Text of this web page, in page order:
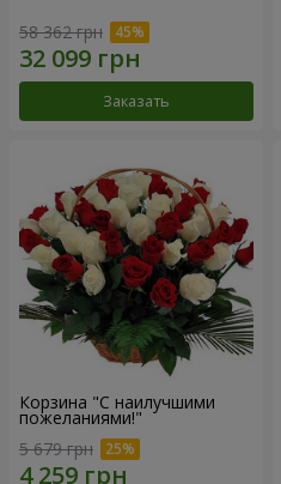
58 362 грн
Заказать
Корзина "С наилучшими
пожеланиями!"
5 679 грн